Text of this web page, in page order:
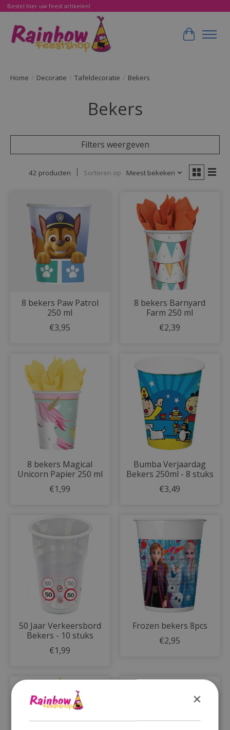
Bestel hier uw feest artikelen!
Home / Decoratie / Tafeldecoratie / Bekers
Bekers
Filters weergeven
42 producten Sorteren op Meest bekeken
8 bekers Paw Patrol
250 ml
€3,95
8 bekers Barnyard
Farm 250 ml
€2,39
8 bekers Magical
Unicorn Papier 250 ml
€1,99
Bumba Verjaardag
Bekers 250ml - 8 stuks
€3,49
50 Jaar Verkeersbord
Bekers - 10 stuks
€1,99
Frozen bekers 8pcs
€2,95
×